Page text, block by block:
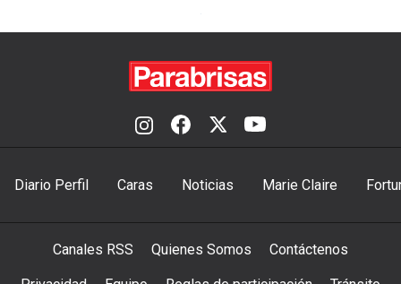
Diario Perfil Caras Noticias Marie Claire
Canales RSS Quienes Somos Contáctenos